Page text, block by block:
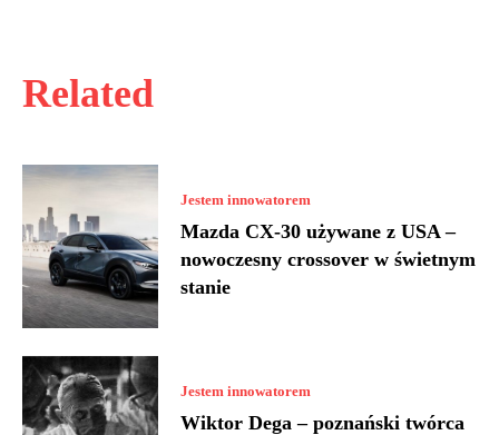
Related
Jestem innowatorem
Mazda CX-30 używane z USA –
nowoczesny crossover w świetnym
stanie
Jestem innowatorem
Wiktor Dega – poznański twórca